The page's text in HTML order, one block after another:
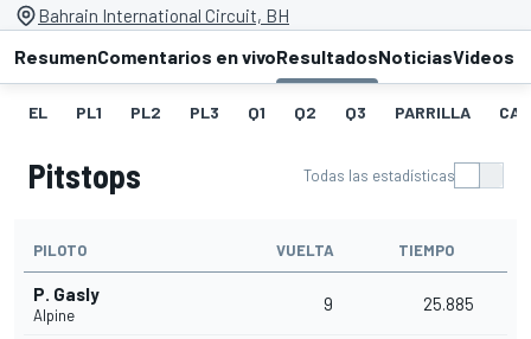
Bahrain International Circuit, BH
ResumenComentarios en vivoResultadosNoticiasVideos
EL PL1 PL2 PL3 Q1 Q2 Q3 PARRILLA
Pitstops Todas las estadísticas
PILOTO VUELTA TIEMPO
P. Gasly
Alpine
9 25.885